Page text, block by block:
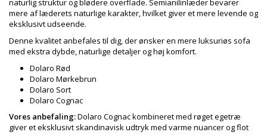
naturlig struktur og blødere overflade. Semianilinlæder bevarer
mere af læderets naturlige karakter, hvilket giver et mere levende og
eksklusivt udseende.
Denne kvalitet anbefales til dig, der ønsker en mere luksuriøs sofa
med ekstra dybde, naturlige detaljer og høj komfort.
Dolaro Rød
Dolaro Mørkebrun
Dolaro Sort
Dolaro Cognac
Vores anbefaling:Dolaro Cognac kombineret med røget egetræ
giver et eksklusivt skandinavisk udtryk med varme nuancer og flot